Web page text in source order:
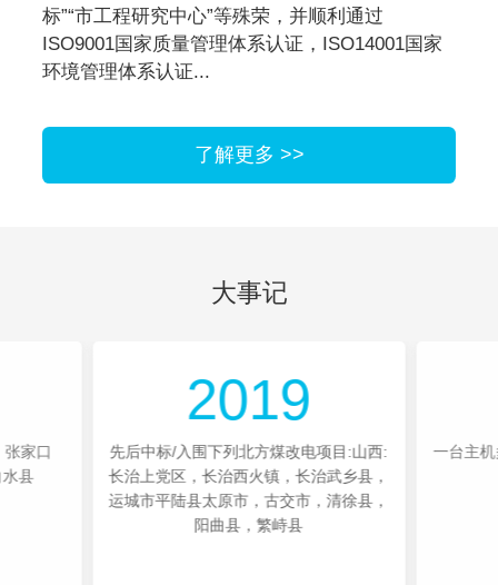
标”“市工程研究中心”等殊荣，并顺利通过
ISO9001国家质量管理体系认证，ISO14001国家
环境管理体系认证...
了解更多 >>
大事记
家口
县
2019
先后中标/入围下列北方煤改电项目:山西:
长治上党区，长治西火镇，长治武乡县，
运城市平陆县太原市，古交市，清徐县，
阳曲县，繁峙县
一台主